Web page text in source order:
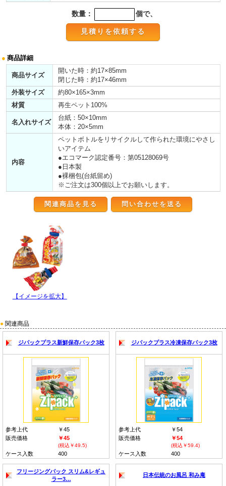
数量： 個で、
● 商品詳細
商品サイズ
開いた時：約17×85mm
閉じた時：約17×46mm
外装サイズ
約80×165×3mm
材質
再生ペット100%
名入れサイズ
台紙：50×10mm
本体：20×5mm
内容
ペットボトルをリサイクルして作られた環境にやさし
いアイテム
●エコマーク認定番号：第05128069号
●日本製
●裸梱包(台紙留め)
※ご注文は300個以上でお願いします。
関連商品を見る
【イメージを拡大】
● 関連商品
ジパックプラス新鮮保存パック3枚
参考上代
￥45
販売価格
￥45
(税込￥49.5)
ケース入数 400
ジパックプラス冷凍保存パック3枚
参考上代
￥54
販売価格
￥54
(税込￥59.4)
ケース入数 400
フリージングパック スリム&レギュ
ラー3…
日本伝統のお風呂 和み庵